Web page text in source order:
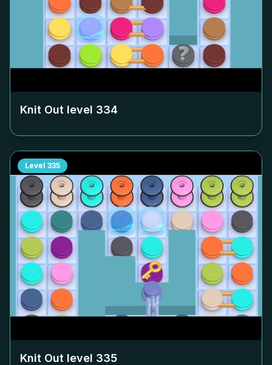
Knit Out level 334
Level 335
Knit Out level 335